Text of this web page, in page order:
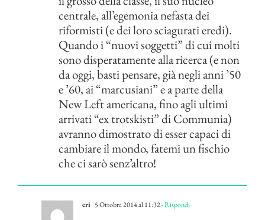
centrale, all’egemonia nefasta dei
riformisti (e dei loro sciagurati eredi).
Quando i “nuovi soggetti” di cui molti
sono disperatamente alla ricerca (e non
da oggi, basti pensare, già negli anni ’50
e ’60, ai “marcusiani” e a parte della
New Left americana, fino agli ultimi
arrivati “ex trotskisti” di Communia)
avranno dimostrato di esser capaci di
cambiare il mondo, fatemi un fischio
che ci sarò senz’altro!
cri 5 Ottobre 2014 al 11:32- Rispondi